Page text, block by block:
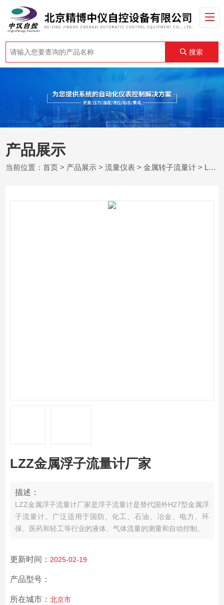
搜索
产品展示
当前位置：首页 > 产品展示 >流量仪表 >金属转子流量计 > LZZ金属浮子流量计厂家
LZZ金属浮子流量计厂家
描述：
LZZ金属浮子流量计厂家是浮子流量计是替代国外H27型金属浮
子流量计。广泛适用于国防、化工、石油、冶金、电力、环
保、医药和轻工等行业的液体、气体流量的测量和自动控制。
更新时间： 2025-02-19
产品型号：
所在城市： 北京市